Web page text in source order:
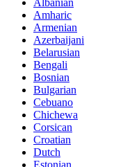
Albanian
Amharic
Armenian
Azerbaijani
Belarusian
Bengali
Bosnian
Bulgarian
Cebuano
Chichewa
Corsican
Croatian
Dutch